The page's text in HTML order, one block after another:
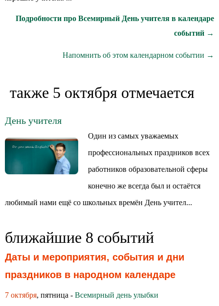
Подробности про Всемирный День учителя в календаре
событий →
Напомнить об этом календарном событии →
также 5 октября отмечается
День учителя
Один из самых уважаемых
профессиональных праздников всех
работников образовательной сферы
конечно же всегда был и остаётся
любимый нами ещё со школьных времён День учител...
ближайшие 8 событий
Даты и мероприятия, события и дни
праздников в народном календаре
7 октября, пятница - Всемирный день улыбки